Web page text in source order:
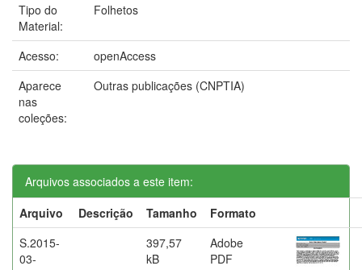
Tipo do
Material:
Folhetos
Acesso:
openAccess
Aparece
nas
coleções:
Outras publicações (CNPTIA)
Arquivos associados a este item:
Arquivo
Descrição Tamanho
Formato
S.2015-
03-
397,57
kB
Adobe
PDF